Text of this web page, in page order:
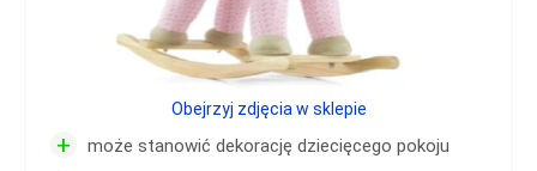
+ może stanowić dekorację dziecięcego pokoju
Obejrzyj zdjęcia w sklepie